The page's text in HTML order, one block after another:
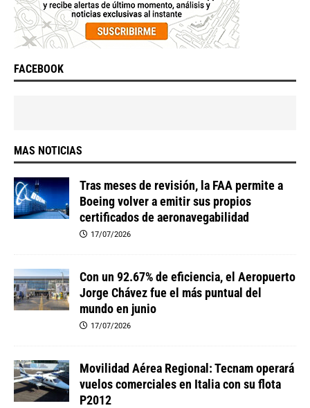
FACEBOOK
MAS NOTICIAS
Tras meses de revisión, la FAA permite a
Boeing volver a emitir sus propios
certificados de aeronavegabilidad
17/07/2026
Con un 92.67% de eficiencia, el Aeropuerto
Jorge Chávez fue el más puntual del
mundo en junio
17/07/2026
Movilidad Aérea Regional: Tecnam operará
vuelos comerciales en Italia con su flota
P2012